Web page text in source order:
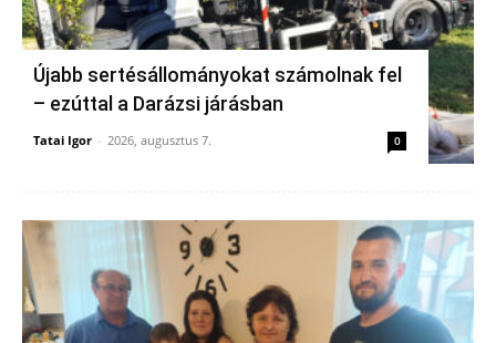
Újabb sertésállományokat számolnak fel
– ezúttal a Darázsi járásban
Tatai Igor - 2026, augusztus 7. 0